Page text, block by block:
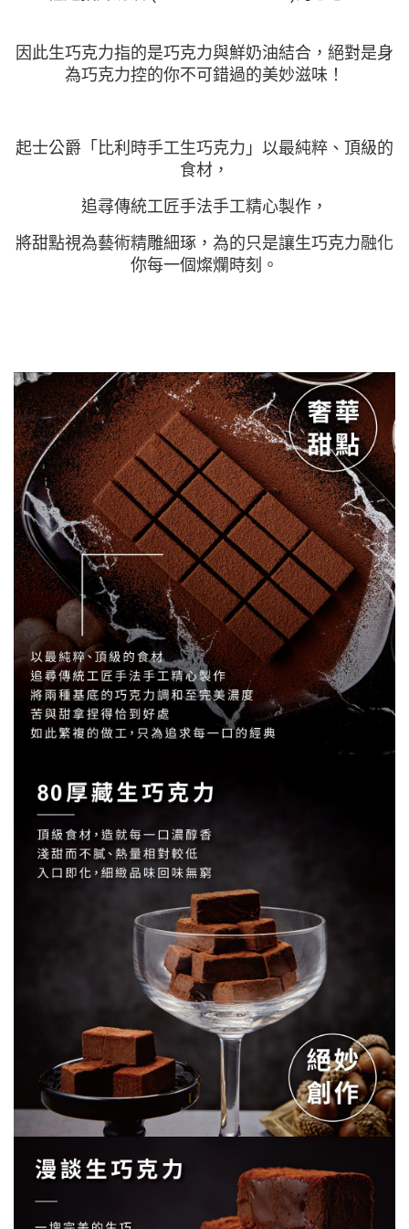
因此生巧克力指的是巧克力與鮮奶油結合， 絕對是身
為巧克力控的你不可錯過的美妙滋味！
起士公爵「比利時手工生巧克力」以最純粹、頂級的
食材，
追尋傳統工匠手法手工精心製作，
將甜點視為藝術精雕細琢，為的只是讓生巧克力融化
你每一個燦爛時刻。